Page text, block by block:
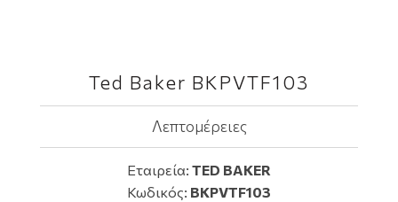
Ted Baker BKPVTF103
Λεπτομέρειες
Εταιρεία: TED BAKER
Κωδικός: BKPVTF103